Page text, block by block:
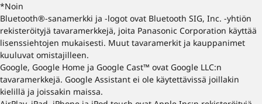
*Noin
Bluetooth®-sanamerkki ja -logot ovat Bluetooth SIG, Inc. -yhtiön
rekisteröityjä tavaramerkkejä, joita Panasonic Corporation käyttää
lisenssiehtojen mukaisesti. Muut tavaramerkit ja kauppanimet
kuuluvat omistajilleen.
Google, Google Home ja Google Cast™ ovat Google LLC:n
tavaramerkkejä. Google Assistant ei ole käytettävissä joillakin
kielillä ja joissakin maissa.